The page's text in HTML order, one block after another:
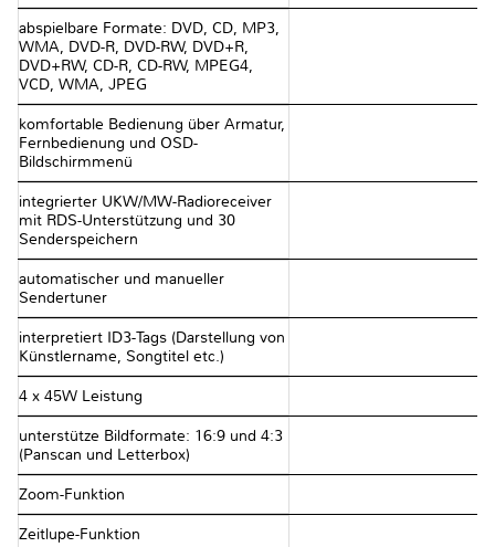
abspielbare Formate: DVD, CD, MP3,
WMA, DVD-R, DVD-RW, DVD+R,
DVD+RW, CD-R, CD-RW, MPEG4,
VCD, WMA, JPEG
komfortable Bedienung über Armatur,
Fernbedienung und OSD-
Bildschirmmenü
integrierter UKW/MW-Radioreceiver
mit RDS-Unterstützung und 30
Senderspeichern
automatischer und manueller
Sendertuner
interpretiert ID3-Tags (Darstellung von
Künstlername, Songtitel etc.)
4 x 45W Leistung
unterstütze Bildformate: 16:9 und 4:3
(Panscan und Letterbox)
Zoom-Funktion
Zeitlupe-Funktion